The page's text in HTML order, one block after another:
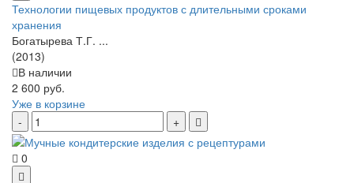
Технологии пищевых продуктов с длительными сроками
хранения
Богатырева Т.Г. ...
(2013)
В наличии
2 600 руб.
Уже в корзине
0